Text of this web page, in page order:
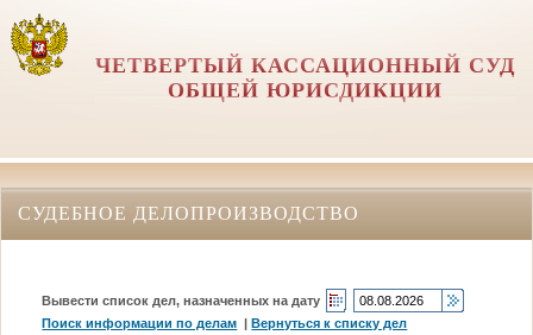
ЧЕТВЕРТЫЙ КАССАЦИОННЫЙ СУД
ОБЩЕЙ ЮРИСДИКЦИИ
СУДЕБНОЕ ДЕЛОПРОИЗВОДСТВО
Вывести список дел, назначенных на дату
Поиск информации по делам |Вернуться к списку дел